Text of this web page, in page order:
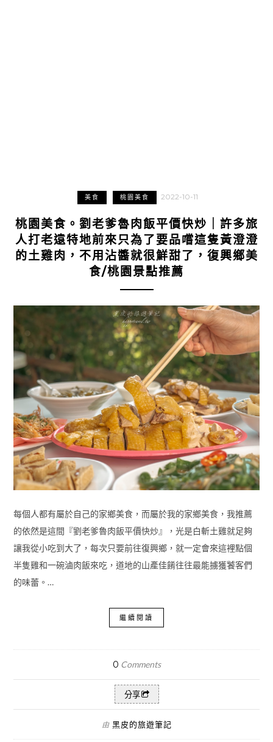
美食 桃園美食 2022-10-11
桃園美食。劉老爹魯肉飯平價快炒｜許多旅
人打老遠特地前來只為了要品嚐這隻黃澄澄
的土雞肉，不用沾醬就很鮮甜了，復興鄉美
食/桃園景點推薦
每個人都有屬於自己的家鄉美食，而屬於我的家鄉美食，我推薦
的依然是這間『劉老爹魯肉飯平價快炒』，光是白斬土雞就足夠
讓我從小吃到大了，每次只要前往復興鄉，就一定會來這裡點個
半隻雞和一碗滷肉飯來吃，道地的山產佳餚往往最能擄獲饕客們
的味蕾。…
繼續閱讀
0 Comments
分享
由 黑皮的旅遊筆記